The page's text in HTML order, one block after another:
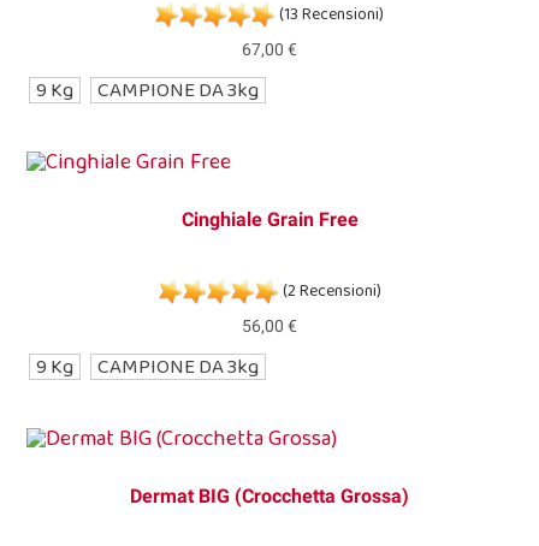
(13 Recensioni)
67,00 €
9 Kg CAMPIONE DA 3kg
Cinghiale Grain Free
(2 Recensioni)
56,00 €
9 Kg CAMPIONE DA 3kg
Dermat BIG (Crocchetta Grossa)